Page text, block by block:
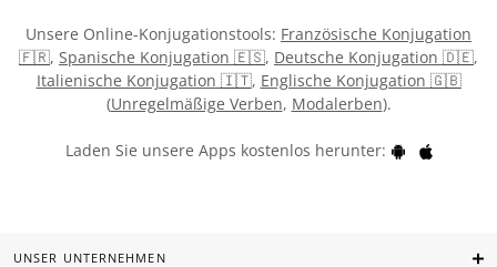
Unsere Online-Konjugationstools: Französische Konjugation
🇫🇷, Spanische Konjugation 🇪🇸, Deutsche Konjugation 🇩🇪,
Italienische Konjugation 🇮🇹, Englische Konjugation 🇬🇧
(Unregelmäßige Verben, Modalerben).
Laden Sie unsere Apps kostenlos herunter:
UNSER UNTERNEHMEN